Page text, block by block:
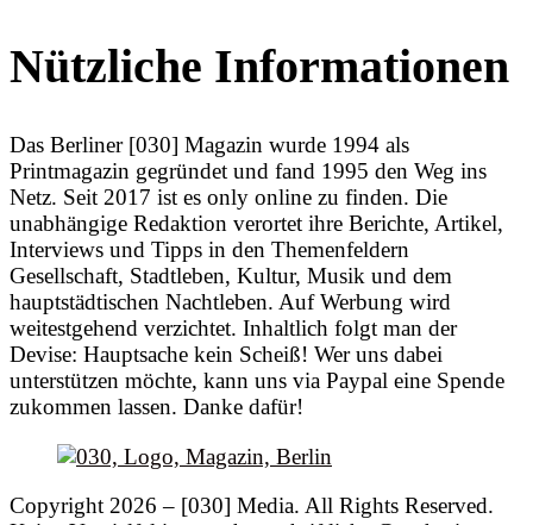
Nützliche Informationen
Das Berliner [030] Magazin wurde 1994 als
Printmagazin gegründet und fand 1995 den Weg ins
Netz. Seit 2017 ist es only online zu finden. Die
unabhängige Redaktion verortet ihre Berichte, Artikel,
Interviews und Tipps in den Themenfeldern
Gesellschaft, Stadtleben, Kultur, Musik und dem
hauptstädtischen Nachtleben. Auf Werbung wird
weitestgehend verzichtet. Inhaltlich folgt man der
Devise: Hauptsache kein Scheiß! Wer uns dabei
unterstützen möchte, kann uns via Paypal eine Spende
zukommen lassen. Danke dafür!
Copyright 2026 – [030] Media. All Rights Reserved.